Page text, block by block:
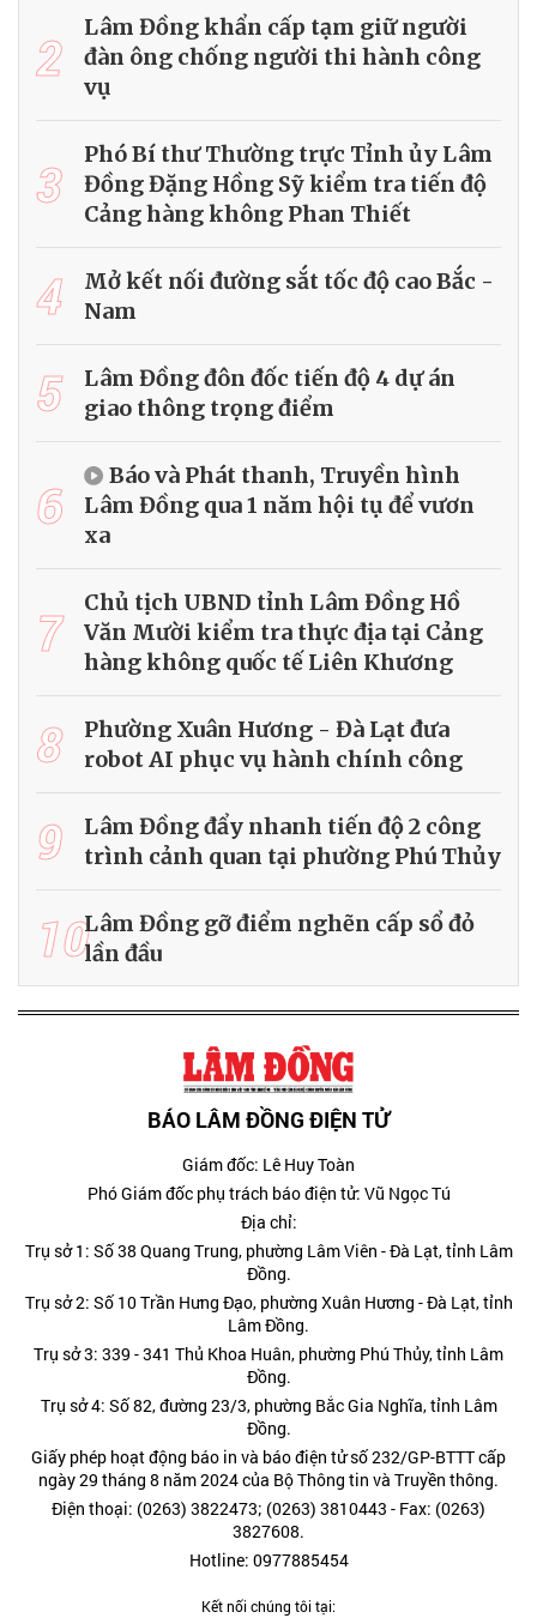
2
Lâm Đồng khẩn cấp tạm giữ người
đàn ông chống người thi hành công
vụ
3
Phó Bí thư Thường trực Tỉnh ủy Lâm
Đồng Đặng Hồng Sỹ kiểm tra tiến độ
Cảng hàng không Phan Thiết
4
Mở kết nối đường sắt tốc độ cao Bắc -
Nam
5
Lâm Đồng đôn đốc tiến độ 4 dự án
giao thông trọng điểm
6
Báo và Phát thanh, Truyền hình
Lâm Đồng qua 1 năm hội tụ để vươn
xa
7
Chủ tịch UBND tỉnh Lâm Đồng Hồ
Văn Mười kiểm tra thực địa tại Cảng
hàng không quốc tế Liên Khương
8
Phường Xuân Hương - Đà Lạt đưa
robot AI phục vụ hành chính công
9
Lâm Đồng đẩy nhanh tiến độ 2 công
trình cảnh quan tại phường Phú Thủy
10Lâm Đồng gỡ điểm nghẽn cấp sổ đỏ
lần đầu
BÁO LÂM ĐỒNG ĐIỆN TỬ
Giám đốc: Lê Huy Toàn
Phó Giám đốc phụ trách báo điện tử: Vũ Ngọc Tú
Địa chỉ:
Trụ sở 1: Số 38 Quang Trung, phường Lâm Viên - Đà Lạt, tỉnh Lâm
Đồng.
Trụ sở 2: Số 10 Trần Hưng Đạo, phường Xuân Hương - Đà Lạt, tỉnh
Lâm Đồng.
Trụ sở 3: 339 - 341 Thủ Khoa Huân, phường Phú Thủy, tỉnh Lâm
Đồng.
Trụ sở 4: Số 82, đường 23/3, phường Bắc Gia Nghĩa, tỉnh Lâm
Đồng.
Giấy phép hoạt động báo in và báo điện tử số 232/GP-BTTT cấp
ngày 29 tháng 8 năm 2024 của Bộ Thông tin và Truyền thông.
Điện thoại: (0263) 3822473; (0263) 3810443 - Fax: (0263)
3827608.
Hotline: 0977885454
Kết nối chúng tôi tại: